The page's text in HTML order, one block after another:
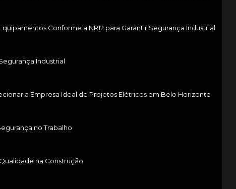
Conforme a NR12 para Garantir Segurança Industrial
Industrial
a Empresa Ideal de Projetos Elétricos em Belo Horizonte
no Trabalho
na Construção